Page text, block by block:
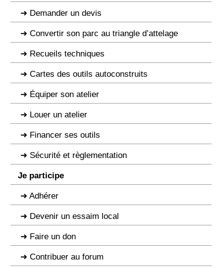
Demander un devis
Convertir son parc au triangle d’attelage
Recueils techniques
Cartes des outils autoconstruits
Équiper son atelier
Louer un atelier
Financer ses outils
Sécurité et règlementation
Je participe
Adhérer
Devenir un essaim local
Faire un don
Contribuer au forum